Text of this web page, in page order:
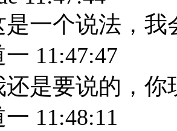
是一个说法，我
一 11:47:47
还是要说的，你
一 11:48:11